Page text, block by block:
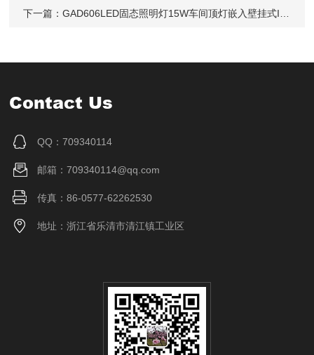
下一篇：GAD606LED固态照明灯15W车间顶灯嵌入壁挂式IP65
Contact Us
QQ：709340114
邮箱：709340114@qq.com
传真：86-0577-62262530
地址：浙江省乐清市清江镇工业区